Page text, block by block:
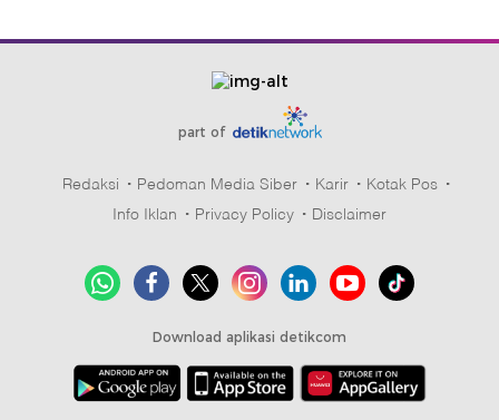
part of
Redaksi Pedoman Media Siber Karir
Kotak Pos
Info Iklan
Privacy Policy Disclaimer
Download aplikasi detikcom